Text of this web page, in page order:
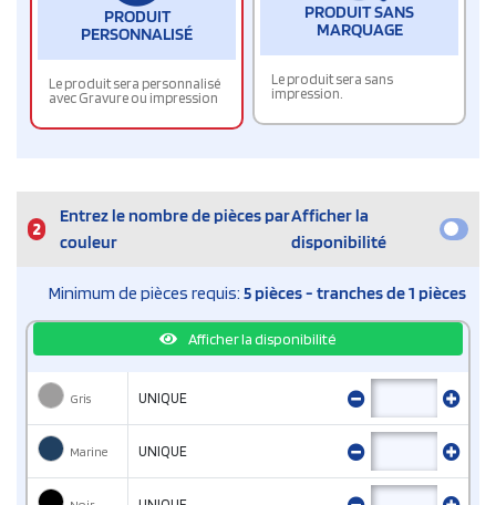
PRODUIT
PERSONNALISÉ
Le produit sera personnalisé
avec Gravure ou impression
PRODUIT SANS
MARQUAGE
Le produit sera sans
impression.
2
Entrez le nombre de pièces par
couleur
Afficher la
disponibilité
Minimum de pièces requis: 5 pièces - tranches de 1 pièces
Afficher la disponibilité
Gris UNIQUE
Marine UNIQUE